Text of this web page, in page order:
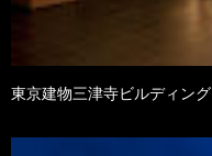
東京建物三津寺ビルディング